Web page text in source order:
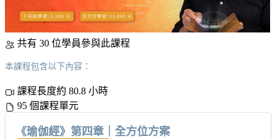
共有 30 位學員參與此課程
本課程包含以下內容：
課程長度約 80.8 小時
95 個課程單元
《瑜伽經》第四章｜全方位方案